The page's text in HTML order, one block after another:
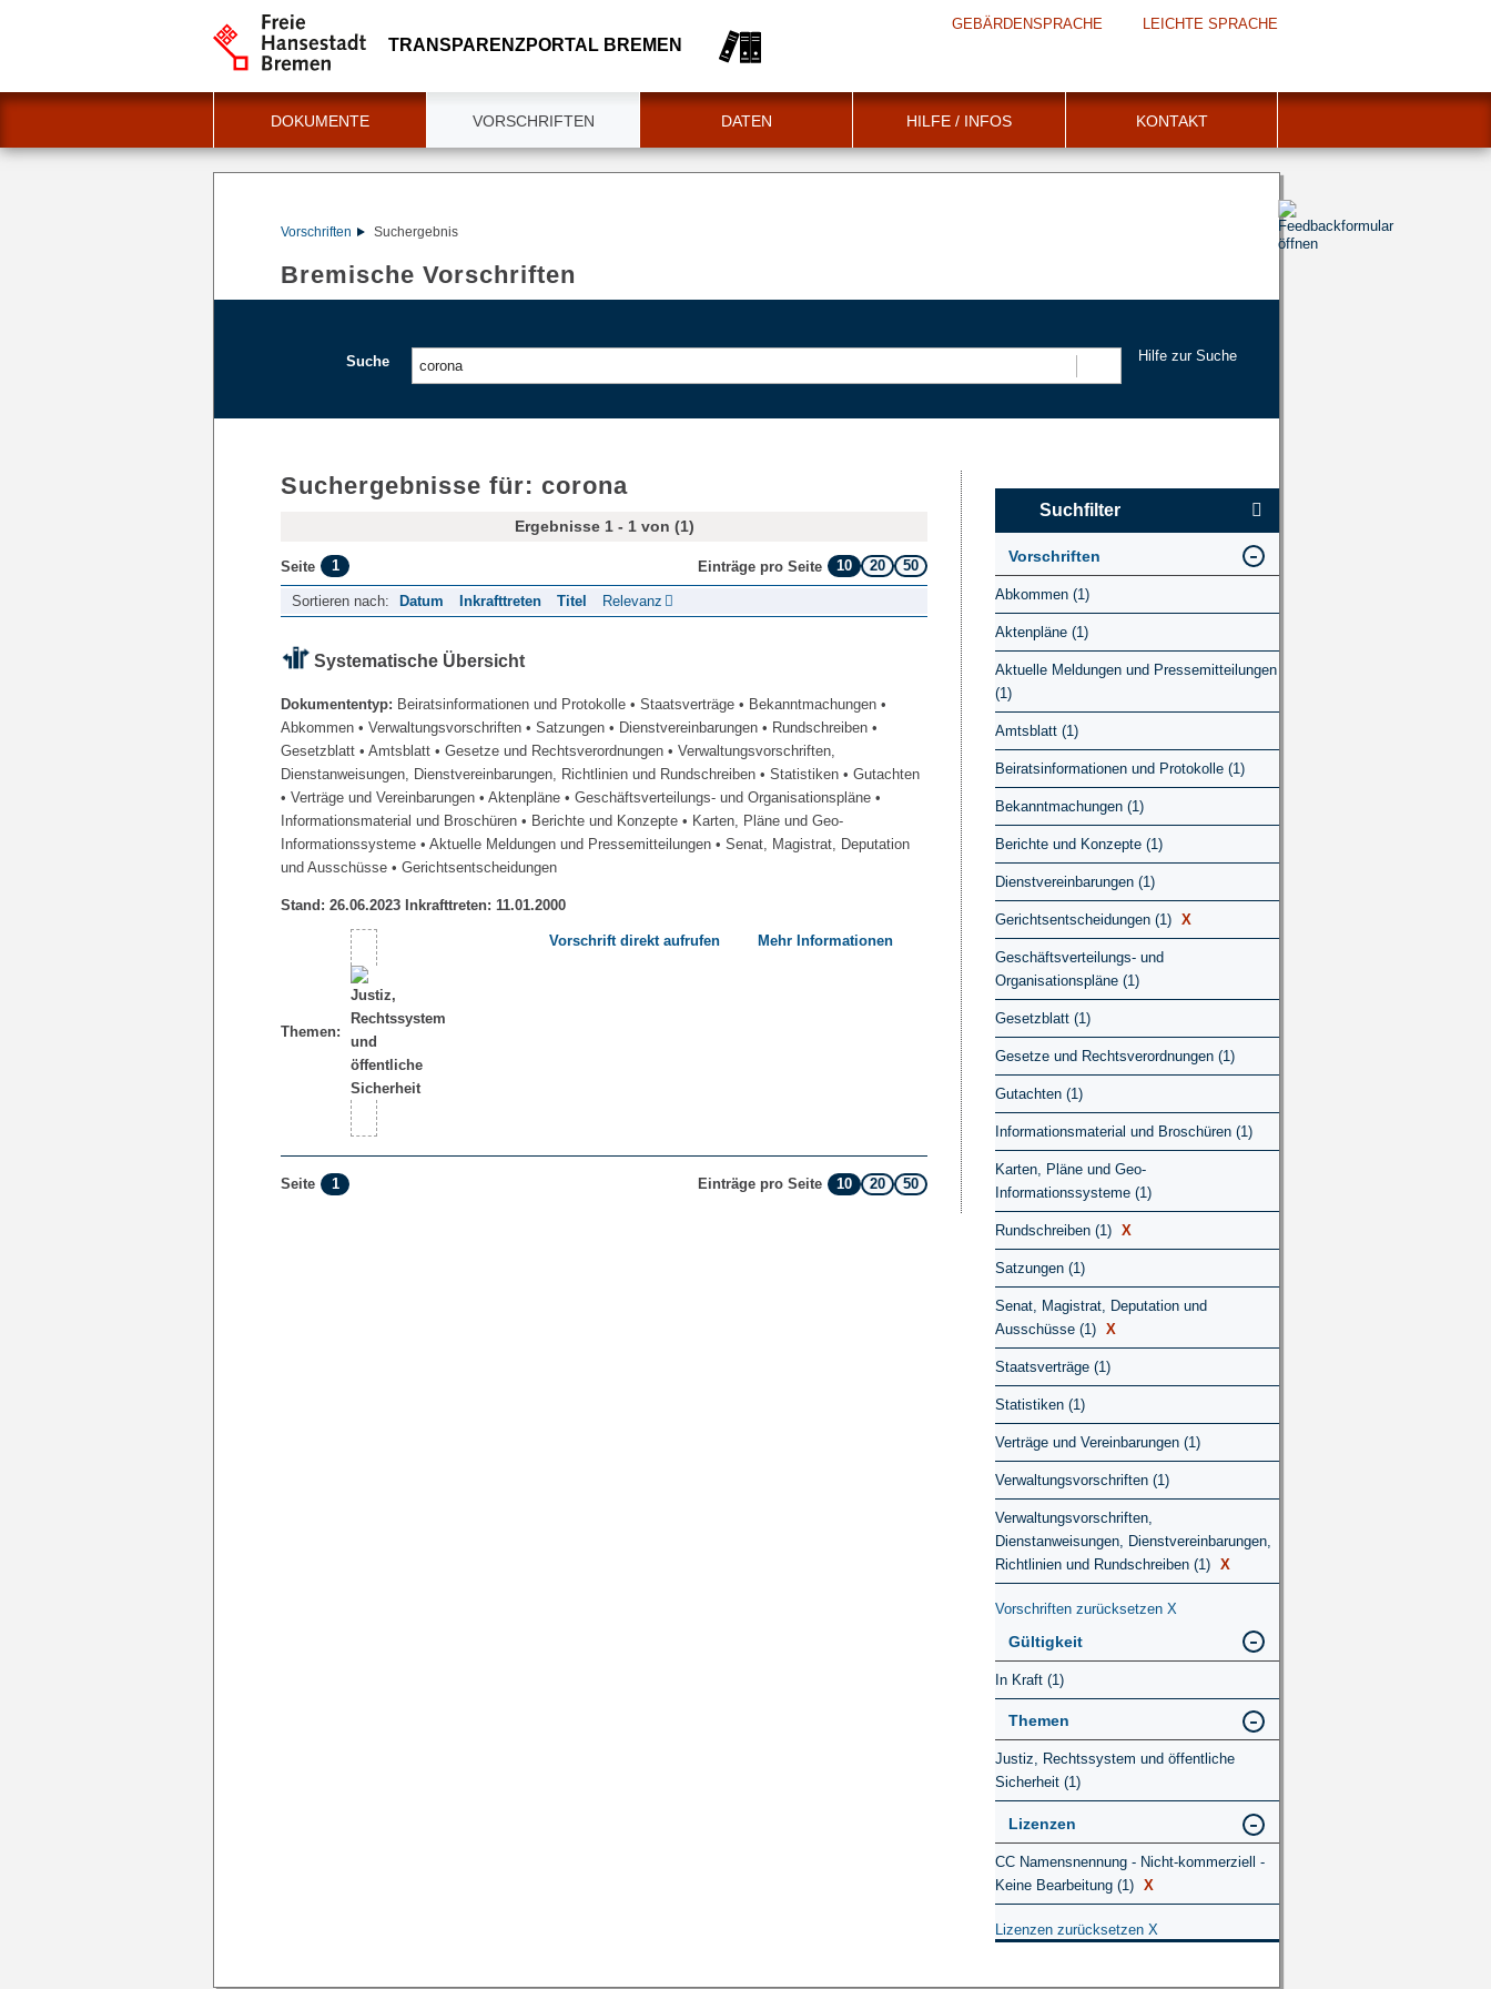
TRANSPARENZPORTAL BREMEN
GEBÄRDENSPRACHE LEICHTE SPRACHE
DOKUMENTE VORSCHRIFTEN DATEN HILFE / INFOS KONTAKT
Vorschriften Suchergebnis
Bremische Vorschriften
Suche
Hilfe zur Suche
Suchergebnisse für: corona
Ergebnisse 1 - 1 von (1)
Seite 1 Einträge pro Seite 10 20 50
Sortieren nach: Datum Inkrafttreten Titel Relevanz
Systematische Übersicht
Dokumententyp: Beiratsinformationen und Protokolle • Staatsverträge • Bekanntmachungen •
Abkommen • Verwaltungsvorschriften • Satzungen • Dienstvereinbarungen • Rundschreiben •
Gesetzblatt • Amtsblatt • Gesetze und Rechtsverordnungen • Verwaltungsvorschriften,
Dienstanweisungen, Dienstvereinbarungen, Richtlinien und Rundschreiben • Statistiken • Gutachten
• Verträge und Vereinbarungen • Aktenpläne • Geschäftsverteilungs- und Organisationspläne •
Informationsmaterial und Broschüren • Berichte und Konzepte • Karten, Pläne und Geo-
Informationssysteme • Aktuelle Meldungen und Pressemitteilungen • Senat, Magistrat, Deputation
und Ausschüsse • Gerichtsentscheidungen
Stand: 26.06.2023 Inkrafttreten: 11.01.2000
Themen:
Vorschrift direkt aufrufen Mehr Informationen
Seite 1 Einträge pro Seite 10 20 50
Suchfilter
Vorschriften
Abkommen (1)
Aktenpläne (1)
Aktuelle Meldungen und Pressemitteilungen
(1)
Amtsblatt (1)
Beiratsinformationen und Protokolle (1)
Bekanntmachungen (1)
Berichte und Konzepte (1)
Dienstvereinbarungen (1)
Gerichtsentscheidungen (1) X
Geschäftsverteilungs- und
Organisationspläne (1)
Gesetzblatt (1)
Gesetze und Rechtsverordnungen (1)
Gutachten (1)
Informationsmaterial und Broschüren (1)
Karten, Pläne und Geo-
Informationssysteme (1)
Rundschreiben (1) X
Satzungen (1)
Senat, Magistrat, Deputation und
Ausschüsse (1) X
Staatsverträge (1)
Statistiken (1)
Verträge und Vereinbarungen (1)
Verwaltungsvorschriften (1)
Verwaltungsvorschriften,
Dienstanweisungen, Dienstvereinbarungen,
Richtlinien und Rundschreiben (1) X
Vorschriften zurücksetzen X
Gültigkeit
In Kraft (1)
Themen
Justiz, Rechtssystem und öffentliche
Sicherheit (1)
Lizenzen
CC Namensnennung - Nicht-kommerziell -
Keine Bearbeitung (1) X
Lizenzen zurücksetzen X